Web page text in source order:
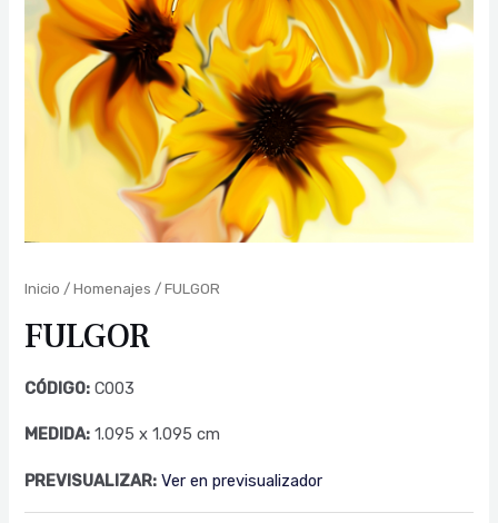
Inicio /Homenajes / FULGOR
FULGOR
CÓDIGO: C003
MEDIDA: 1.095 x 1.095 cm
PREVISUALIZAR: Ver en previsualizador